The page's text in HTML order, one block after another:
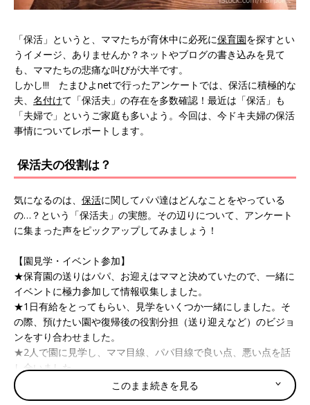
「保活」というと、ママたちが育休中に必死に保育園を探すとい
うイメージ、ありませんか？ネットやブログの書き込みを見て
も、ママたちの悲痛な叫びが大半です。
しかし!!! たまひよnetで行ったアンケートでは、保活に積極的な
夫、 名付けて「保活夫」の存在を多数確認！最近は「保活」も
「夫婦で」というご家庭も多いよう。今回は、今ドキ夫婦の保活
事情についてレポートします。
保活夫の役割は？
気になるのは、 保活に関してパパ達はどんなことをやっている
の…？という「保活夫」の実態。その辺りについて、アンケート
に集まった声をピックアップしてみましょう！
【園見学・イベント参加】
★保育園の送りはパパ、お迎えはママと決めていたので、一緒に
イベントに極力参加して情報収集しました。
★1日有給をとってもらい、見学をいくつか一緒にしました。そ
の際、預けたい園や復帰後の役割分担（送り迎えなど）のビジョ
ンをすり合わせました。
★2人で園に見学し、ママ目線、パパ目線で良い点、悪い点を話
し合いました。
…見学に一緒に行くと子どもがぐずってもどちらかが対応できる
ので、説明がしっかり聞けてよかったという声も！
このまま続きを見る